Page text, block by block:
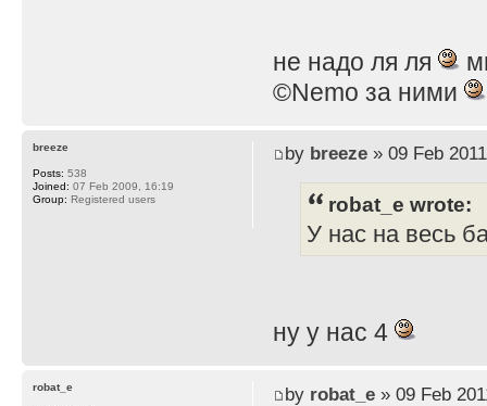
не надо ля ля
©Nemo за ними
by breeze» 09 Feb
robat_e wrote:
У нас на весь
ну у нас 4
breeze
Posts: 538
Joined: 07 Feb 2009, 16:19
Group: Registered users
by robat_e» 09 Feb
robat_e